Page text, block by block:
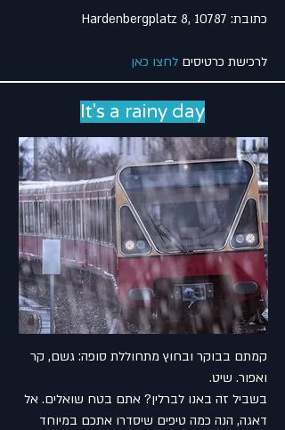
כתובת: Hardenbergplatz 8, 10787
לרכישת כרטיסים לחצו כאן
It's a rainy day
קמתם בבוקר ובחוץ מתחוללת סופה: גשם, קר
ואפור. שיט.
בשביל זה באנו לברלין? אתם בטח שואלים. אל
דאגה, הנה כמה טיפים שיסדרו אתכם במיוחד